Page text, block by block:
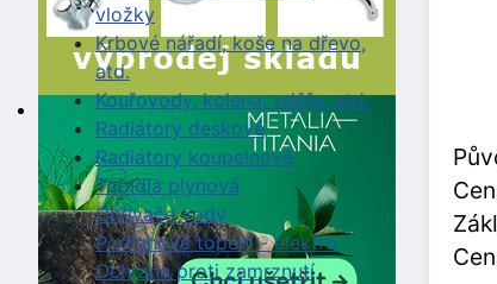
vložky
Krbové nářadí, koše na dřevo,
atd.
Kouřovody, kolena, zděře, atd.
Radiátory deskové
Radiátory koupelnové
Topidla plynová
Ohřívače vody
Podlahové topení - elektro
Ochrana proti zamrznutí